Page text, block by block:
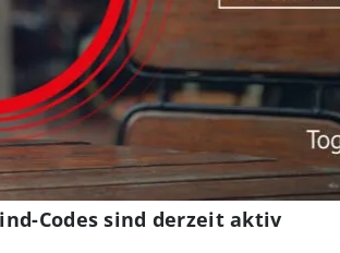
Codes sind derzeit aktiv